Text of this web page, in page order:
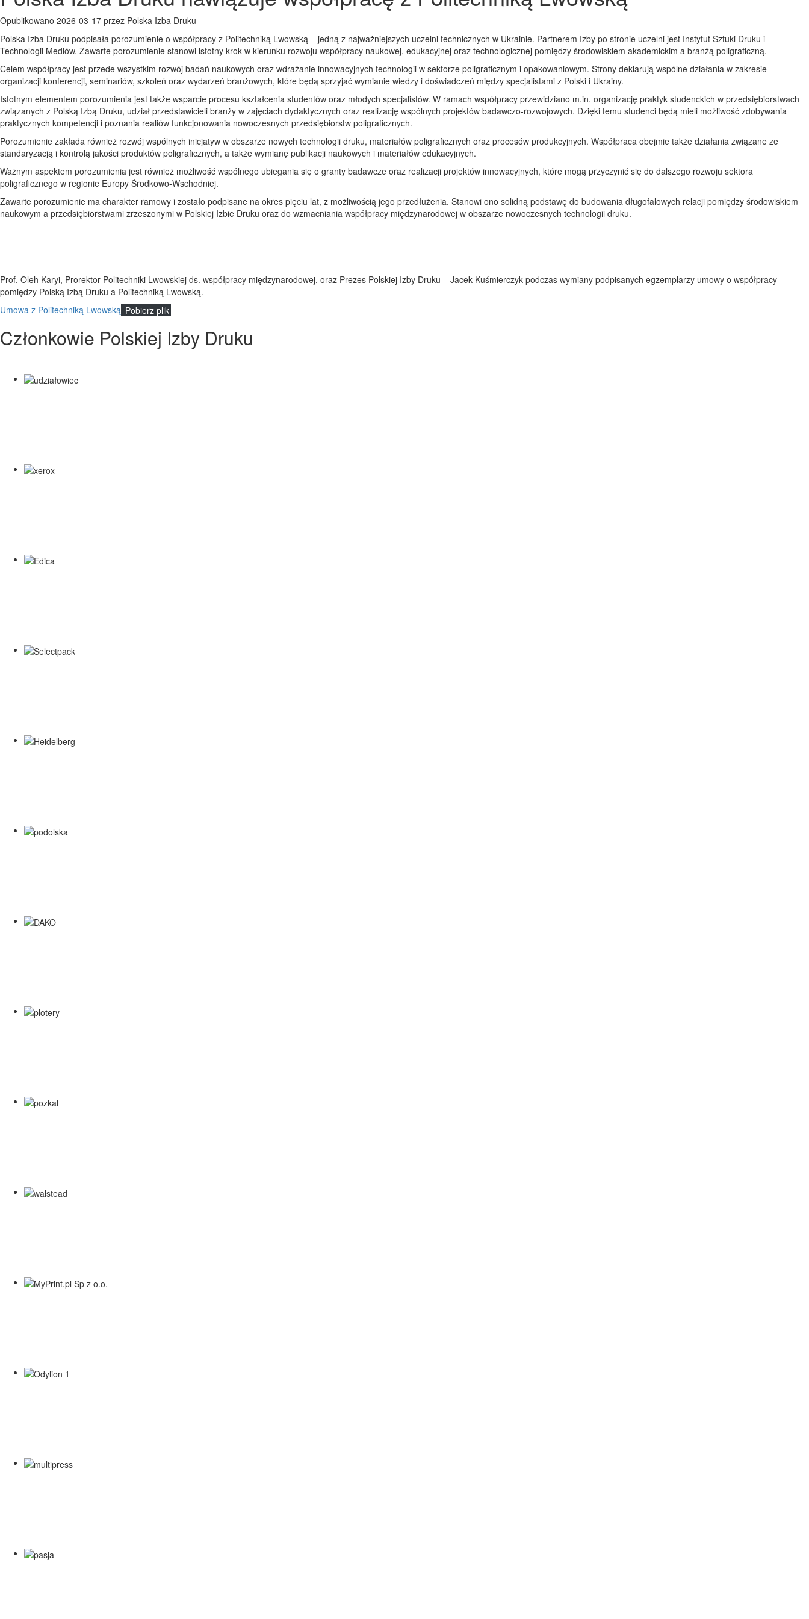
Opublikowano 2026-03-17 przez Polska Izba Druku
Polska Izba Druku podpisała porozumienie o współpracy z Politechniką Lwowską – jedną z najważniejszych uczelni technicznych w Ukrainie. Partnerem Izby po stronie uczelni jest Instytut Sztuki Druku i
Technologii Mediów. Zawarte porozumienie stanowi istotny krok w kierunku rozwoju współpracy naukowej, edukacyjnej oraz technologicznej pomiędzy środowiskiem akademickim a branżą poligraficzną.
Celem współpracy jest przede wszystkim rozwój badań naukowych oraz wdrażanie innowacyjnych technologii w sektorze poligraficznym i opakowaniowym. Strony deklarują wspólne działania w zakresie
organizacji konferencji, seminariów, szkoleń oraz wydarzeń branżowych, które będą sprzyjać wymianie wiedzy i doświadczeń między specjalistami z Polski i Ukrainy.
Istotnym elementem porozumienia jest także wsparcie procesu kształcenia studentów oraz młodych specjalistów. W ramach współpracy przewidziano m.in. organizację praktyk studenckich w przedsiębiorstwach
związanych z Polską Izbą Druku, udział przedstawicieli branży w zajęciach dydaktycznych oraz realizację wspólnych projektów badawczo-rozwojowych. Dzięki temu studenci będą mieli możliwość zdobywania
praktycznych kompetencji i poznania realiów funkcjonowania nowoczesnych przedsiębiorstw poligraficznych.
Porozumienie zakłada również rozwój wspólnych inicjatyw w obszarze nowych technologii druku, materiałów poligraficznych oraz procesów produkcyjnych. Współpraca obejmie także działania związane ze
standaryzacją i kontrolą jakości produktów poligraficznych, a także wymianę publikacji naukowych i materiałów edukacyjnych.
Ważnym aspektem porozumienia jest również możliwość wspólnego ubiegania się o granty badawcze oraz realizacji projektów innowacyjnych, które mogą przyczynić się do dalszego rozwoju sektora
poligraficznego w regionie Europy Środkowo-Wschodniej.
Zawarte porozumienie ma charakter ramowy i zostało podpisane na okres pięciu lat, z możliwością jego przedłużenia. Stanowi ono solidną podstawę do budowania długofalowych relacji pomiędzy środowiskiem
naukowym a przedsiębiorstwami zrzeszonymi w Polskiej Izbie Druku oraz do wzmacniania współpracy międzynarodowej w obszarze nowoczesnych technologii druku.
Prof. Oleh Karyi, Prorektor Politechniki Lwowskiej ds. współpracy międzynarodowej, oraz Prezes Polskiej Izby Druku – Jacek Kuśmierczyk podczas wymiany podpisanych egzemplarzy umowy o współpracy
pomiędzy Polską Izbą Druku a Politechniką Lwowską.
Umowa z Politechniką Lwowską Pobierz plik
Członkowie Polskiej Izby Druku